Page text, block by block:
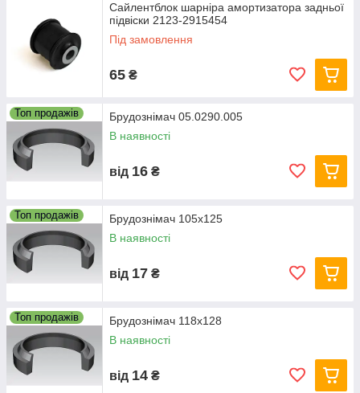
Сайлентблок шарніра амортизатора задньої
підвіски 2123-2915454
Під замовлення
65 ₴
Топ продажів
Брудознімач 05.0290.005
В наявності
від 16 ₴
Топ продажів
Брудознімач 105х125
В наявності
від 17 ₴
Топ продажів
Брудознімач 118х128
В наявності
від 14 ₴